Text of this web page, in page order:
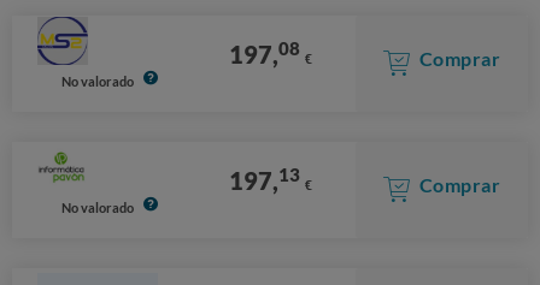
No valorado
197,08 € Comprar
No valorado
197,13 € Comprar